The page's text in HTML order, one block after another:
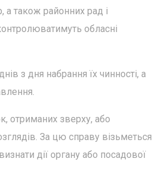
а також районних рад і
обласні
з дня набрання їх чинності, а
отриманих зверху, або
За цю справу візьметься
дії органу або посадової